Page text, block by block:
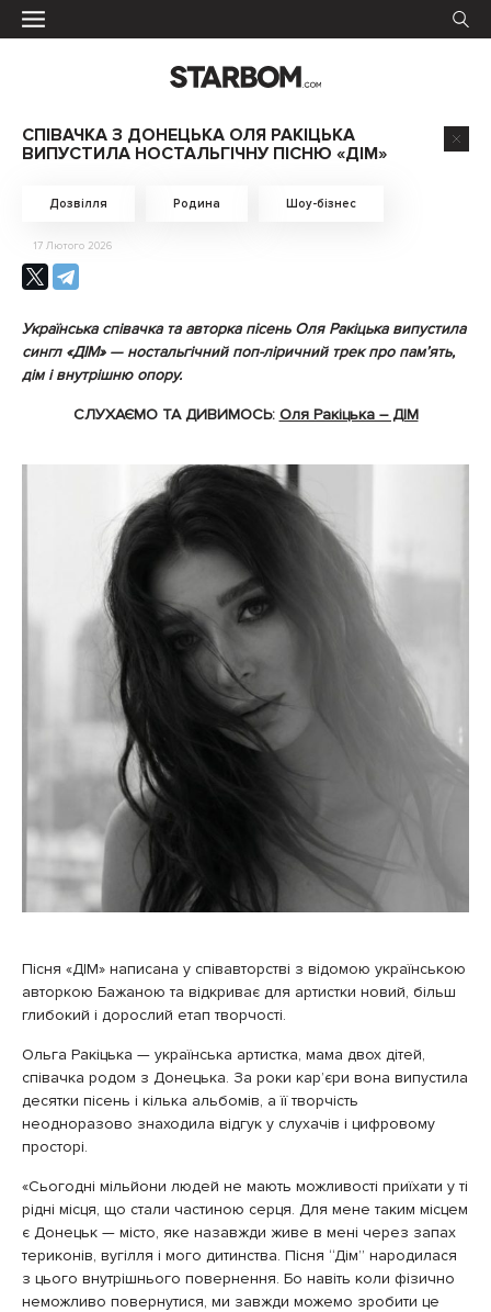
СПІВАЧКА З ДОНЕЦЬКА ОЛЯ РАКІЦЬКА
ВИПУСТИЛА НОСТАЛЬГІЧНУ ПІСНЮ «ДІМ»
Дозвілля Родина Шоу-бізнес
17 Лютого 2026
Українська співачка та авторка пісень Оля Ракіцька випустила
сингл «ДІМ» — ностальгічний поп-ліричний трек про памʼять,
дім і внутрішню опору.
СЛУХАЄМО ТА ДИВИМОСЬ: Оля Ракіцька – ДІМ
Пісня «ДІМ» написана у співавторстві з відомою українською
авторкою Бажаною та відкриває для артистки новий, більш
глибокий і дорослий етап творчості.
Ольга Ракіцька — українська артистка, мама двох дітей,
співачка родом з Донецька. За роки карʼєри вона випустила
десятки пісень і кілька альбомів, а її творчість
неодноразово знаходила відгук у слухачів і цифровому
просторі.
«Сьогодні мільйони людей не мають можливості приїхати у ті
рідні місця, що стали частиною серця. Для мене таким місцем
є Донецьк — місто, яке назавжди живе в мені через запах
териконів, вугілля і мого дитинства. Пісня “Дім” народилася
з цього внутрішнього повернення. Бо навіть коли фізично
неможливо повернутися, ми завжди можемо зробити це